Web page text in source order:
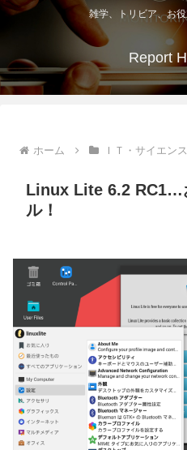
雑学、トリビア、お
Report
ホーム ＩＴ・サイエンス
Linux Lite 6.2 RC1…
ル！